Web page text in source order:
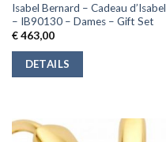
Isabel Bernard – Cadeau d’Isabel
– IB90130 – Dames – Gift Set
€463,00
DETAILS